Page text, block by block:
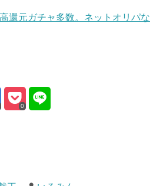
還元ガチャ多数。ネットオリパな
0